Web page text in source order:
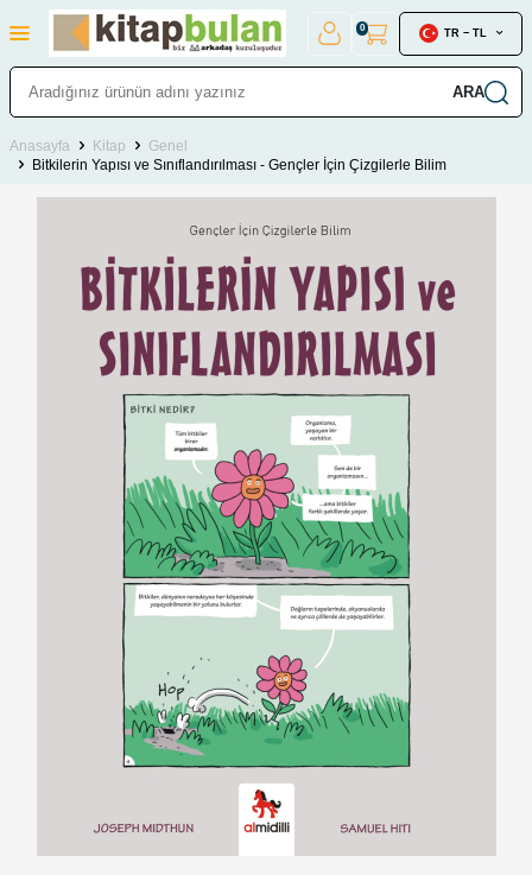
ARA
0 TR − TL
Anasayfa Kitap
Genel
Bitkilerin Yapısı ve Sınıflandırılması - Gençler İçin Çizgilerle Bilim